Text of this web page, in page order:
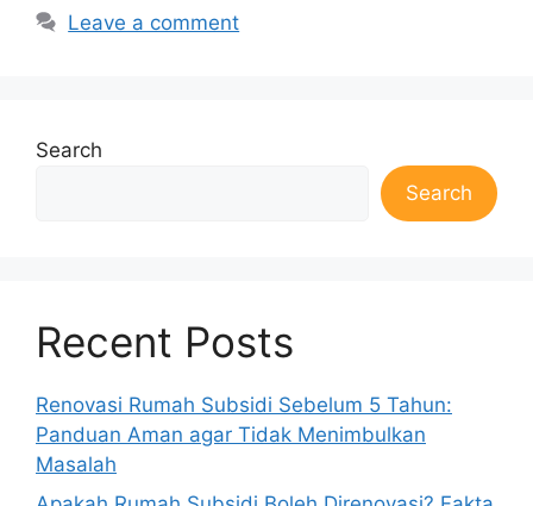
Leave a comment
Search
Search
Recent Posts
Renovasi Rumah Subsidi Sebelum 5 Tahun:
Panduan Aman agar Tidak Menimbulkan
Masalah